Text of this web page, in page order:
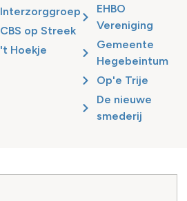
Interzorggroep
CBS op Streek
't Hoekje
EHBO
Vereniging
Gemeente
Hegebeintum
Op'e Trije
De nieuwe
smederij